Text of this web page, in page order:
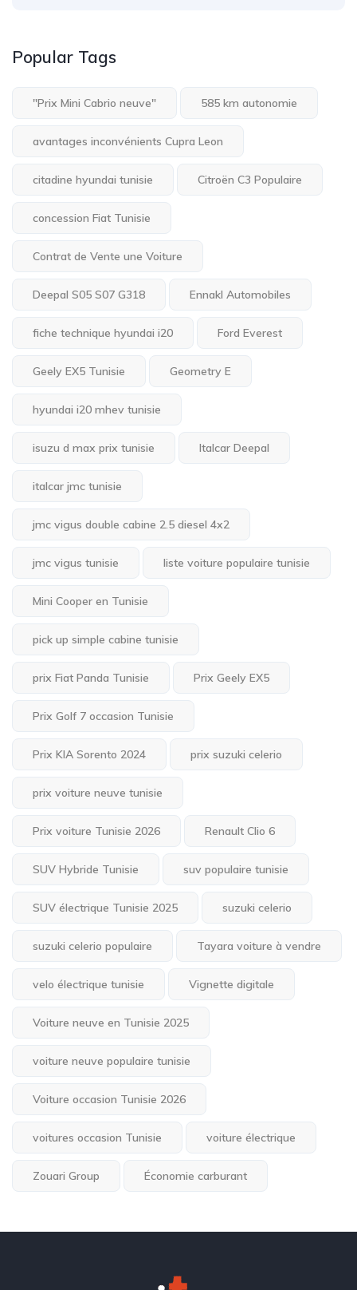
Popular Tags
"Prix Mini Cabrio neuve" 585 km autonomie
avantages inconvénients Cupra Leon
citadine hyundai tunisie Citroën C3 Populaire
concession Fiat Tunisie
Contrat de Vente une Voiture
Deepal S05 S07 G318 Ennakl Automobiles
fiche technique hyundai i20 Ford Everest
Geely EX5 Tunisie Geometry E
hyundai i20 mhev tunisie
isuzu d max prix tunisie Italcar Deepal
italcar jmc tunisie
jmc vigus double cabine 2.5 diesel 4x2
jmc vigus tunisie liste voiture populaire tunisie
Mini Cooper en Tunisie
pick up simple cabine tunisie
prix Fiat Panda Tunisie Prix Geely EX5
Prix Golf 7 occasion Tunisie
Prix KIA Sorento 2024 prix suzuki celerio
prix voiture neuve tunisie
Prix voiture Tunisie 2026 Renault Clio 6
SUV Hybride Tunisie suv populaire tunisie
SUV électrique Tunisie 2025 suzuki celerio
suzuki celerio populaire Tayara voiture à vendre
velo électrique tunisie Vignette digitale
Voiture neuve en Tunisie 2025
voiture neuve populaire tunisie
Voiture occasion Tunisie 2026
voitures occasion Tunisie voiture électrique
Zouari Group Économie carburant